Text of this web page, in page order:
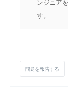
ンジニア
す。
問題を報告する